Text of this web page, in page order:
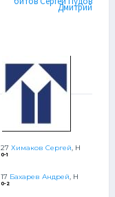
Дмитрий
27 Химаков Сергей, Н
0-1
17 Бахарев Андрей, Н
0-2